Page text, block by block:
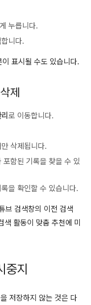
누릅니다.
니다.
표시될 수도 있습니다.
제
로 이동합니다.
삭제됩니다.
함된 기록을 찾을 수 있
을 확인할 수 있습니다.
브 검색창의 이전 검색
활동이 맞춤 추천에 미
중지
저장하지 않는 것은 다